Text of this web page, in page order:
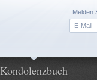
Melden
Kondolenzbuch